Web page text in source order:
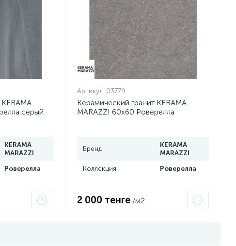
серый
KERAMA
MARAZZI
Роверелла
Артикул: 03779
Керамический гранит KERAMA
MARAZZI 60х60 Роверелла
Бренд
KERAMA
MARAZZI
Коллекция
Роверелла
2 000 тенге /м2